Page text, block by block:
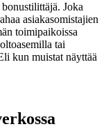
Joka
asiakasomistajien
toimipaikoissa
tai
kun muistat näyttää